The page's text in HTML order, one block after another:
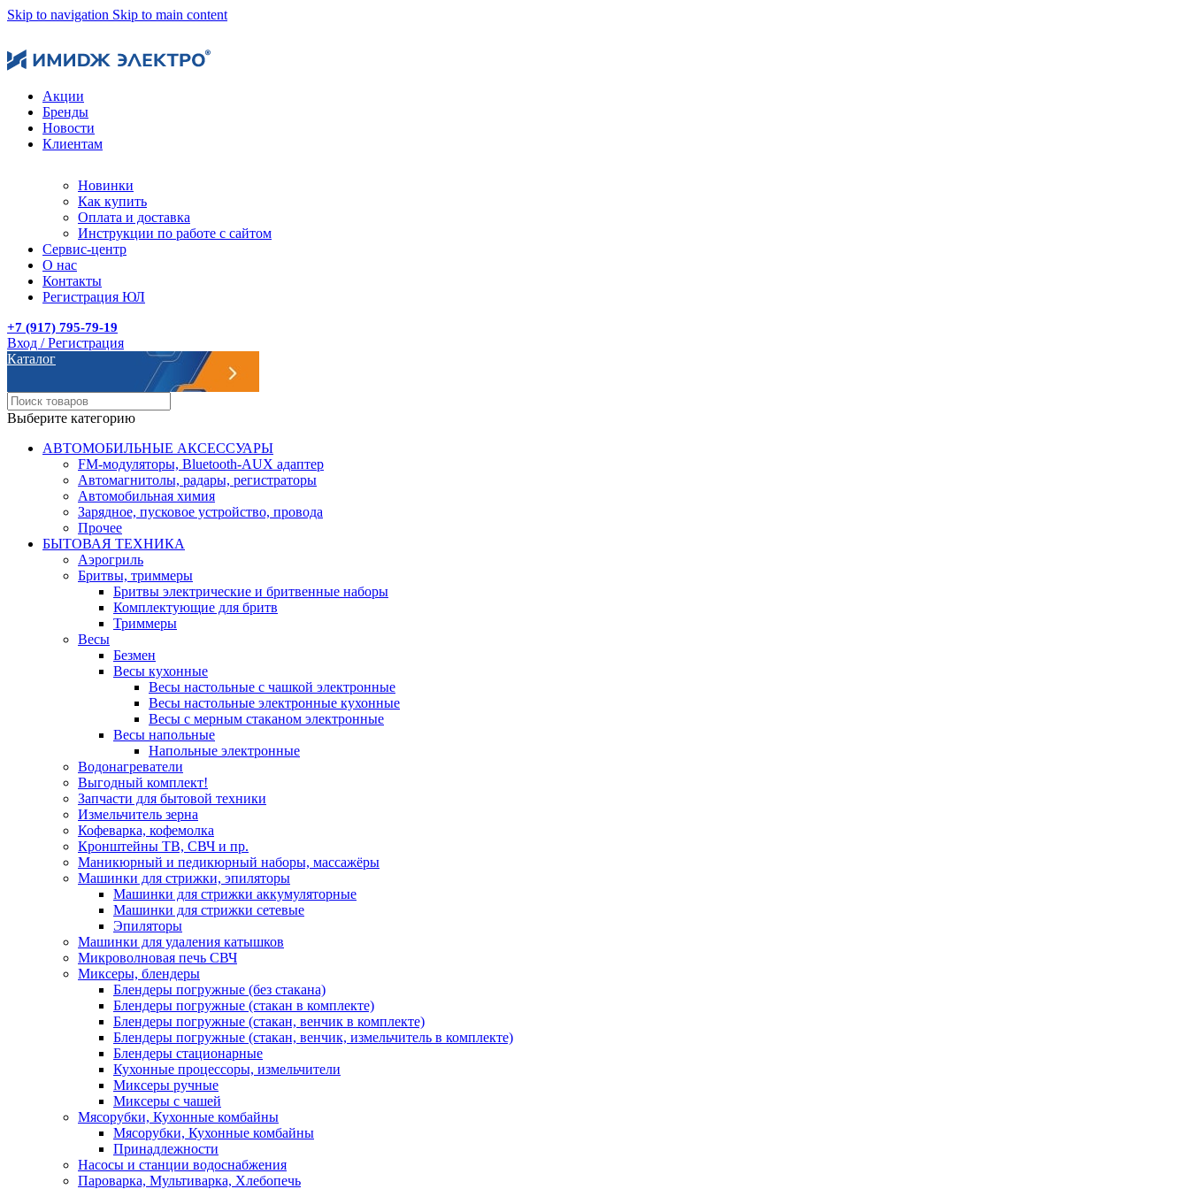
Skip to navigation Skip to main content
Акции
Бренды
Новости
Клиентам
Новинки
Как купить
Оплата и доставка
Инструкции по работе с сайтом
Сервис-центр
О нас
Контакты
Регистрация ЮЛ
+7 (917) 795-79-19
Вход / Регистрация
Каталог
Выберите категорию
АВТОМОБИЛЬНЫЕ АКСЕССУАРЫ
FM-модуляторы, Bluetooth-AUX адаптер
Автомагнитолы, радары, регистраторы
Автомобильная химия
Зарядное, пусковое устройство, провода
Прочее
БЫТОВАЯ ТЕХНИКА
Аэрогриль
Бритвы, триммеры
Бритвы электрические и бритвенные наборы
Комплектующие для бритв
Триммеры
Весы
Безмен
Весы кухонные
Весы настольные с чашкой электронные
Весы настольные электронные кухонные
Весы с мерным стаканом электронные
Весы напольные
Напольные электронные
Водонагреватели
Выгодный комплект!
Запчасти для бытовой техники
Измельчитель зерна
Кофеварка, кофемолка
Кронштейны ТВ, СВЧ и пр.
Маникюрный и педикюрный наборы, массажёры
Машинки для стрижки, эпиляторы
Машинки для стрижки аккумуляторные
Машинки для стрижки сетевые
Эпиляторы
Машинки для удаления катышков
Микроволновая печь СВЧ
Миксеры, блендеры
Блендеры погружные (без стакана)
Блендеры погружные (стакан в комплекте)
Блендеры погружные (стакан, венчик в комплекте)
Блендеры погружные (стакан, венчик, измельчитель в комплекте)
Блендеры стационарные
Кухонные процессоры, измельчители
Миксеры ручные
Миксеры с чашей
Мясорубки, Кухонные комбайны
Мясорубки, Кухонные комбайны
Принадлежности
Насосы и станции водоснабжения
Пароварка, Мультиварка, Хлебопечь